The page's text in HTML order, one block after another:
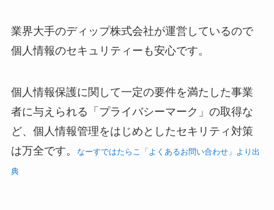
業界大手のディップ株式会社が運営しているので
個人情報のセキュリティーも安心です。
個人情報保護に関して一定の要件を満たした事業
者に与えられる「プライバシーマーク」の取得な
ど、個人情報管理をはじめとしたセキリティ対策
は万全です。
なーすではたらこ「よくあるお問い合わせ」より出
典